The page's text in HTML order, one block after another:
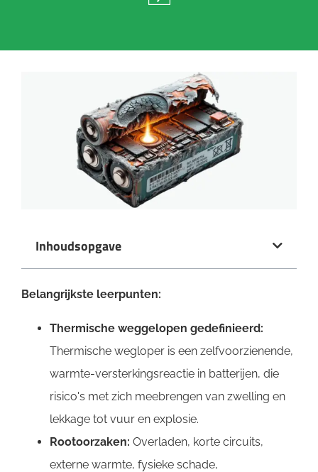
Inhoudsopgave
Belangrijkste leerpunten:
Thermische weggelopen gedefinieerd:
Thermische wegloper is een zelfvoorzienende,
warmte-versterkingsreactie in batterijen, die
risico's met zich meebrengen van zwelling en
lekkage tot vuur en explosie.
Rootoorzaken: Overladen, korte circuits,
externe warmte, fysieke schade,